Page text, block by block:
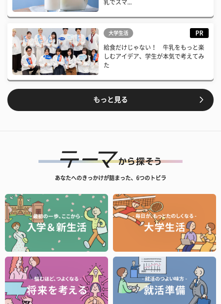
乳でスマ...
大学生活 PR
給食だけじゃない！ 牛乳をもっと楽
しむアイデア、学生が本気で考えてみ
た
もっと見る
あなたへのきっかけが詰まった、6つのトビラ